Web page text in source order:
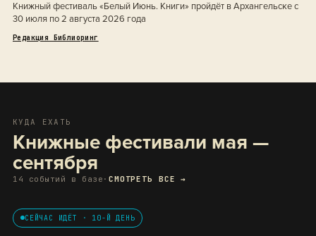
Книжный фестиваль «Белый Июнь. Книги» пройдёт в Архангельске с
30 июля по 2 августа 2026 года
Редакция Библиоринг
КУДА ЕХАТЬ
Книжные фестивали мая —
сентября
14 событий в базе · СМОТРЕТЬ ВСЕ →
СЕЙЧАС ИДЁТ · 10-Й ДЕНЬ